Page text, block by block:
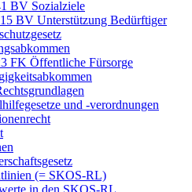
BV Sozialziele
BV Unterstützung Bedürftiger
FK Öffentliche Fürsorge
und -verordnungen
(= SKOS-RL)
in den SKOS-RL